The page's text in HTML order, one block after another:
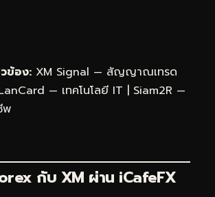
ข้อง: XM Signal — สัญญาณเทรด
— เทคโนโลยี IT | Siam2R —
พ
กับ XM ผ่าน iCafeFX